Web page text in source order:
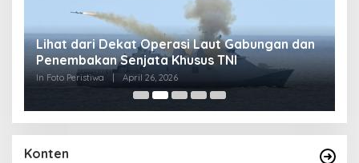
Lihat dari Dekat Operasi Laut Gabungan dan
Penembakan Senjata Khusus TNI
In Foto Peristiwa April 26, 2026
Konten